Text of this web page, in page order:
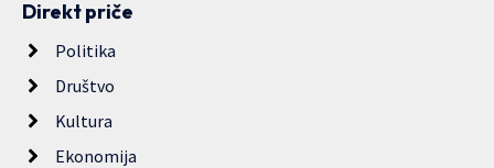
Direkt priče
Politika
Društvo
Kultura
Ekonomija